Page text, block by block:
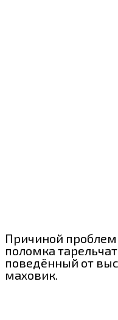
Причиной
поломка
поведённый от
маховик.